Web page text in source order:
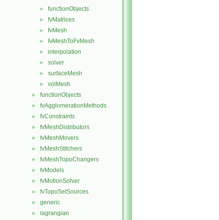
► functionObjects
► fvMatrices
► fvMesh
► fvMeshToFvMesh
► interpolation
► solver
► surfaceMesh
► volMesh
► functionObjects
► fvAgglomerationMethods
► fvConstraints
► fvMeshDistributors
► fvMeshMovers
► fvMeshStitchers
► fvMeshTopoChangers
► fvModels
► fvMotionSolver
► fvTopoSetSources
► generic
► lagrangian